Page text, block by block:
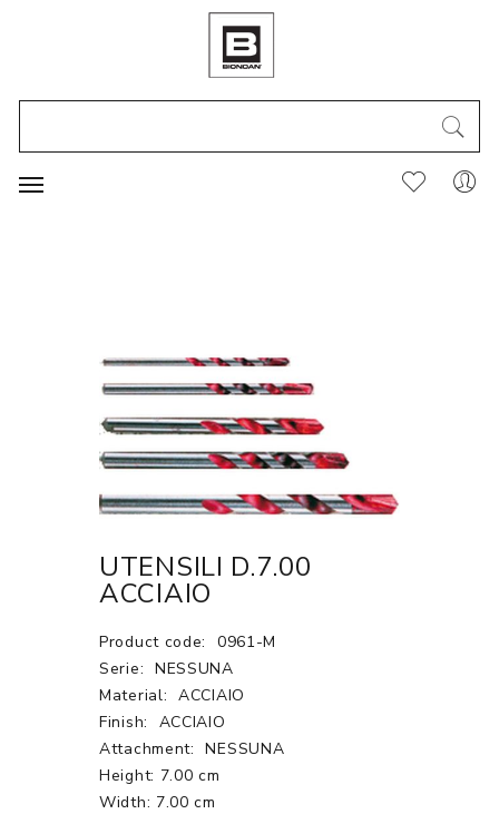
UTENSILI D.7.00
ACCIAIO
Product code:
0961-M
Serie: NESSUNA
Material: ACCIAIO
Finish:
ACCIAIO
Attachment:
NESSUNA
Height: 7.00 cm
Width: 7.00 cm